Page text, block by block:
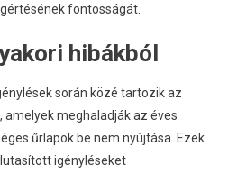
fontosságát.
hibákból
során közé tartozik az
meghaladják az éves
űrlapok be nem nyújtása. Ezek
igényléseket